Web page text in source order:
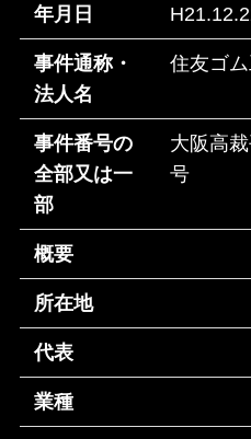
年月日
事件通称・
法人名
住友ゴ
事件番号の
全部又は一
部
大阪高
号
概要
所在地
代表
業種